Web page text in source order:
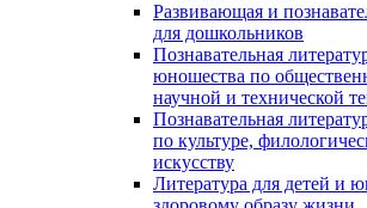
Развивающая и
для дошкольников
Познавательная
юношества по
научной и технической
Познавательная
по культуре,
искусству
Литература для детей и